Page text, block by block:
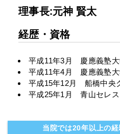
理事長:元神 賢太
経歴・資格
平成11年3月 慶應義塾大
平成11年4月 慶應義塾大
平成15年12月 船橋中央
平成25年1月 青山セレ
当院では20年以上の